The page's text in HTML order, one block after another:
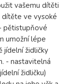
vašemu dítěti
ve vysoké
pětistupňové
umožní lépe
jídelní židličky
- nastavitelná
židličku)